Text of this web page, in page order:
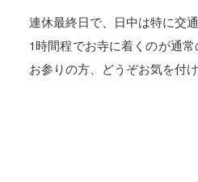
連休最終日で、日中は特に交
1時間程でお寺に着くのが通
お参りの方、どうぞお気を付